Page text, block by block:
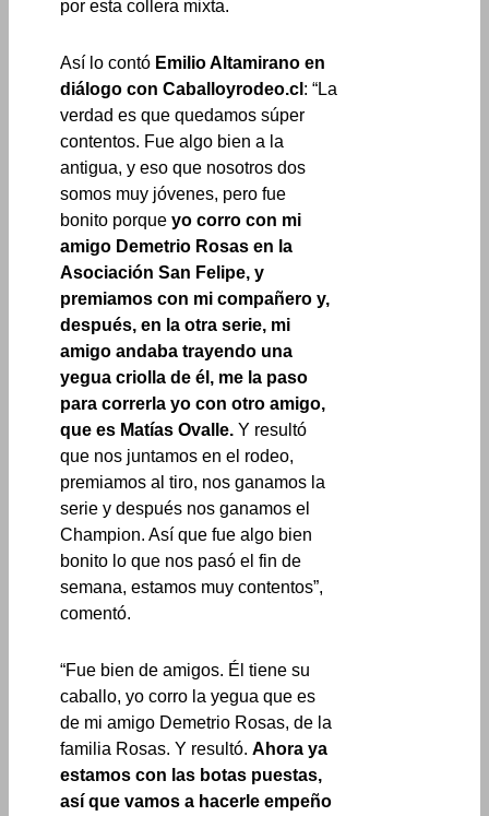
por esta collera mixta.
Así lo contó Emilio Altamirano en
diálogo con Caballoyrodeo.cl : “La
verdad es que quedamos súper
contentos. Fue algo bien a la
antigua, y eso que nosotros dos
somos muy jóvenes, pero fue
bonito porque yo corro con mi
amigo Demetrio Rosas en la
Asociación San Felipe, y
premiamos con mi compañero y,
después, en la otra serie, mi
amigo andaba trayendo una
yegua criolla de él, me la paso
para correrla yo con otro amigo,
que es Matías Ovalle. Y resultó
que nos juntamos en el rodeo,
premiamos al tiro, nos ganamos la
serie y después nos ganamos el
Champion. Así que fue algo bien
bonito lo que nos pasó el fin de
semana, estamos muy contentos”,
comentó.
“Fue bien de amigos. Él tiene su
caballo, yo corro la yegua que es
de mi amigo Demetrio Rosas, de la
familia Rosas. Y resultó. Ahora ya
estamos con las botas puestas,
así que vamos a hacerle empeño